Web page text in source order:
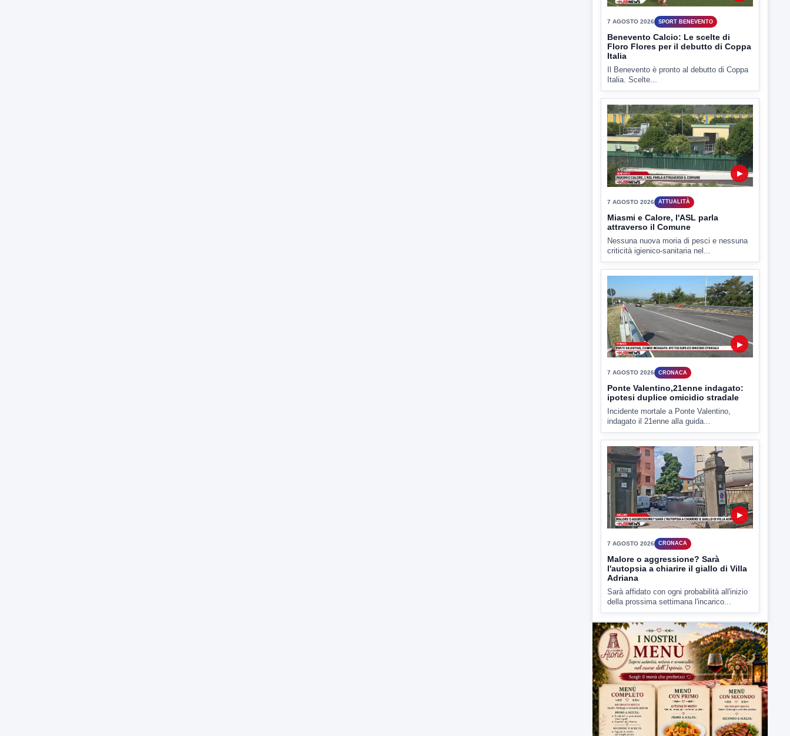
Benevento Calcio: Le scelte di
Floro Flores per il debutto di Coppa
Italia
Il Benevento è pronto al debutto di Coppa
Italia. Scelte...
▶
7 AGOSTO 2026 ATTUALITÀ
Miasmi e Calore, l'ASL parla
attraverso il Comune
Nessuna nuova moria di pesci e nessuna
criticità igienico-sanitaria nel...
▶
7 AGOSTO 2026 CRONACA
Ponte Valentino,21enne indagato:
ipotesi duplice omicidio stradale
Incidente mortale a Ponte Valentino,
indagato il 21enne alla guida...
▶
7 AGOSTO 2026 CRONACA
Malore o aggressione? Sarà
l'autopsia a chiarire il giallo di Villa
Adriana
Sarà affidato con ogni probabilità all'inizio
della prossima settimana l'incarico...